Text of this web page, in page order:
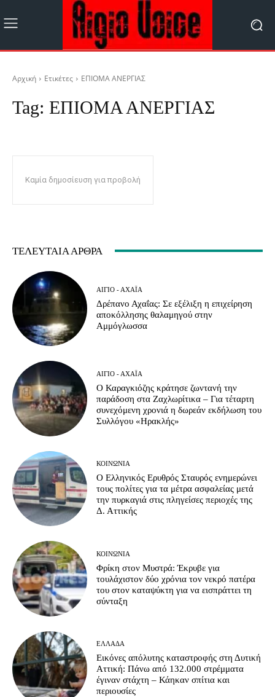
Αρχική Ετικέτες ΕΠΙΟΜΑ ΑΝΕΡΓΙΑΣ
Tag: ΕΠΙΟΜΑ ΑΝΕΡΓΙΑΣ
Καμία δημοσίευση για προβολή
ΤΕΛΕΥΤΑΊΑ ΆΡΘΡΑ
ΑΊΓΙΟ - ΑΧΑΪ́Α
Δρέπανο Αχαΐας: Σε εξέλιξη η επιχείρηση
αποκόλλησης θαλαμηγού στην
Αμμόγλωσσα
ΑΊΓΙΟ - ΑΧΑΪ́Α
Ο Καραγκιόζης κράτησε ζωντανή την
παράδοση στα Ζαχλωρίτικα – Για τέταρτη
συνεχόμενη χρονιά η δωρεάν εκδήλωση του
Συλλόγου «Ηρακλής»
ΚΟΙΝΩΝΊΑ
Ο Ελληνικός Ερυθρός Σταυρός ενημερώνει
τους πολίτες για τα μέτρα ασφαλείας μετά
την πυρκαγιά στις πληγείσες περιοχές της
Δ. Αττικής
ΚΟΙΝΩΝΊΑ
Φρίκη στον Μυστρά: Έκρυβε για
τουλάχιστον δύο χρόνια τον νεκρό πατέρα
του στον καταψύκτη για να εισπράττει τη
σύνταξη
ΕΛΛΆΔΑ
Εικόνες απόλυτης καταστροφής στη Δυτική
Αττική: Πάνω από 132.000 στρέμματα
έγιναν στάχτη – Κάηκαν σπίτια και
περιουσίες